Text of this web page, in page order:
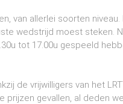
van allerlei soorten niveau.
wedstrijd moest steken.
tot 17.00u gespeeld
de vrijwilligers van het
prijzen gevallen, al deden